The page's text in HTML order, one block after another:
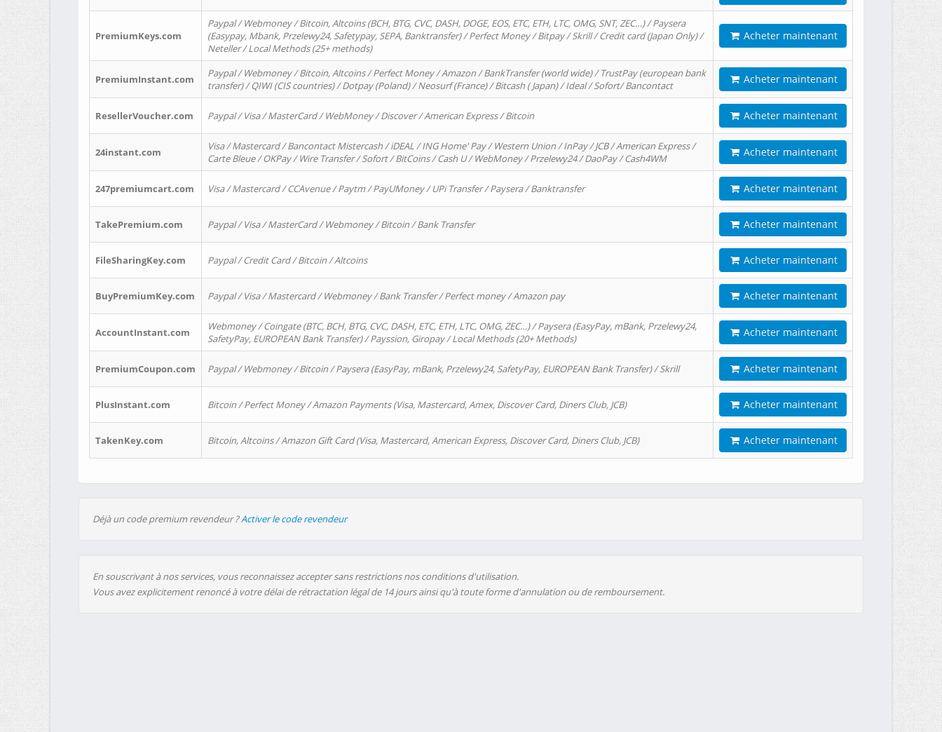
PremiumKeys.com
Paypal / Webmoney / Bitcoin, Altcoins (BCH, BTG, CVC, DASH, DOGE, EOS, ETC, ETH, LTC, OMG, SNT, ZEC…) / Paysera
(Easypay, Mbank, Przelewy24, Safetypay, SEPA, Banktransfer) / Perfect Money / Bitpay / Skrill / Credit card (Japan Only) /
Neteller / Local Methods (25+ methods)
Acheter maintenant
PremiumInstant.com
Paypal / Webmoney / Bitcoin, Altcoins / Perfect Money / Amazon / BankTransfer (world wide) / TrustPay (european bank
transfer) / QIWI (CIS countries) / Dotpay (Poland) / Neosurf (France) / Bitcash ( Japan) / Ideal / Sofort/ Bancontact
Acheter maintenant
ResellerVoucher.com Paypal / Visa / MasterCard / WebMoney / Discover / American Express / Bitcoin Acheter maintenant
24instant.com
Visa / Mastercard / Bancontact Mistercash / iDEAL / ING Home' Pay / Western Union / InPay / JCB / American Express /
Carte Bleue / OKPay / Wire Transfer / Sofort / BitCoins / Cash U / WebMoney / Przelewy24 / DaoPay / Cash4WM
Acheter maintenant
247premiumcart.com Visa / Mastercard / CCAvenue / Paytm / PayUMoney / UPi Transfer / Paysera / Banktransfer Acheter maintenant
TakePremium.com Paypal / Visa / MasterCard / Webmoney / Bitcoin / Bank Transfer Acheter maintenant
FileSharingKey.com Paypal / Credit Card / Bitcoin / Altcoins Acheter maintenant
BuyPremiumKey.com Paypal / Visa / Mastercard / Webmoney / Bank Transfer / Perfect money / Amazon pay Acheter maintenant
AccountInstant.com
Webmoney / Coingate (BTC, BCH, BTG, CVC, DASH, ETC, ETH, LTC, OMG, ZEC…) / Paysera (EasyPay, mBank, Przelewy24,
SafetyPay, EUROPEAN Bank Transfer) / Payssion, Giropay / Local Methods (20+ Methods)
Acheter maintenant
PremiumCoupon.com Paypal / Webmoney / Bitcoin / Paysera (EasyPay, mBank, Przelewy24, SafetyPay, EUROPEAN Bank Transfer) / Skrill Acheter maintenant
PlusInstant.com Bitcoin / Perfect Money / Amazon Payments (Visa, Mastercard, Amex, Discover Card, Diners Club, JCB) Acheter maintenant
TakenKey.com Bitcoin, Altcoins / Amazon Gift Card (Visa, Mastercard, American Express, Discover Card, Diners Club, JCB) Acheter maintenant
Déjà un code premium revendeur ?Activer le code revendeur
En souscrivant à nos services, vous reconnaissez accepter sans restrictions nos conditions d'utilisation.
Vous avez explicitement renoncé à votre délai de rétractation légal de 14 jours ainsi qu'à toute forme d'annulation ou de remboursement.